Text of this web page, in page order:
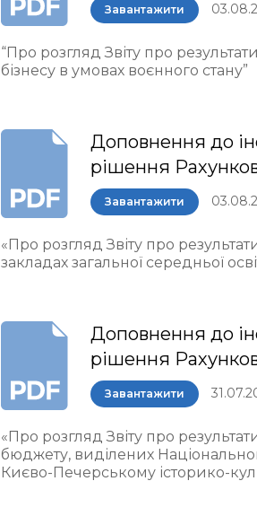
Завантажити
“Про розгляд Звіту про
бізнесу в умовах воєнного стану”
Доповнення до
рішення
Завантажити
«Про розгляд Звіту про
закладах загальної середньої
Доповнення до
рішення
Завантажити
«Про розгляд Звіту про
бюджету, виділених
Києво-Печерському історико-